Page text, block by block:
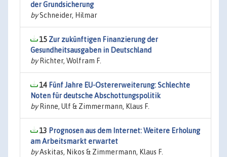
der Grundsicherung
bySchneider, Hilmar
15 Zur zukünftigen Finanzierung der
Gesundheitsausgaben in Deutschland
byRichter, Wolfram F.
14 Fünf Jahre EU-Ostererweiterung: Schlechte
Noten für deutsche Abschottungspolitik
byRinne, Ulf & Zimmermann, Klaus F.
13 Prognosen aus dem Internet: Weitere Erholung
am Arbeitsmarkt erwartet
byAskitas, Nikos & Zimmermann, Klaus F.